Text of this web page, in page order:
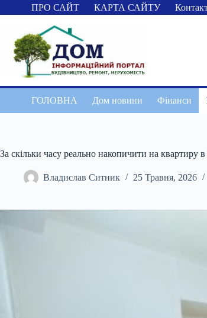
Перейти
до
ПРО САЙТ КАРТА САЙТУ
ГОЛОВНА Дом новини Фінанси
За скільки часу реально накопичити на квартиру в
Владислав Ситник 25 Травня, 2026